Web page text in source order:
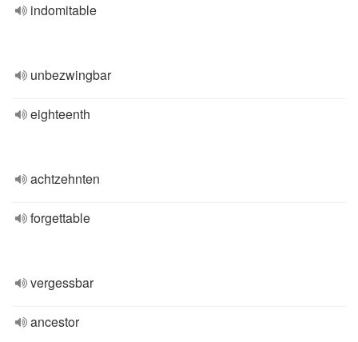
indomitable
unbezwingbar
eighteenth
achtzehnten
forgettable
vergessbar
ancestor